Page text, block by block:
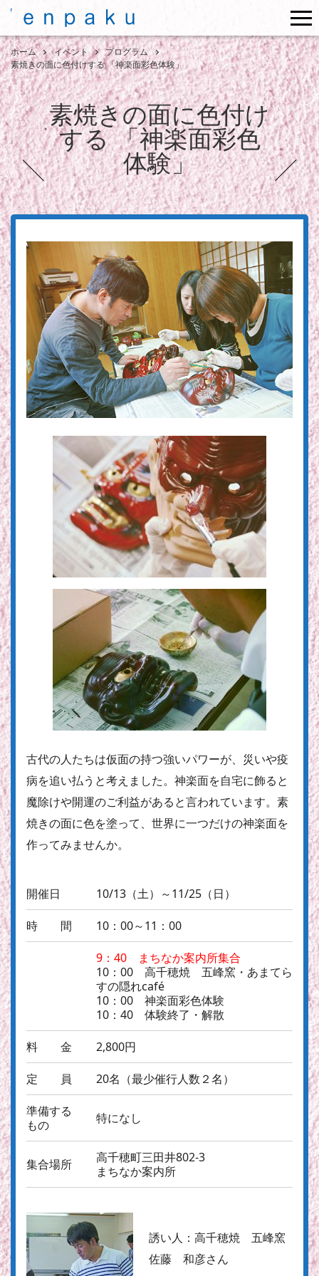
ホーム イベント
プログラム
素焼きの面に色付けする 「神楽面彩色体験」
素焼きの面に色付け
する 「神楽面彩色
体験」
古代の人たちは仮面の持つ強いパワーが、災いや疫
病を追い払うと考えました。神楽面を自宅に飾ると
魔除けや開運のご利益があると言われています。素
焼きの面に色を塗って、世界に一つだけの神楽面を
作ってみませんか。
開催日 10/13（土）～11/25（日）
時 間 10：00～11：00
9：40 まちなか案内所集合
10：00 高千穂焼 五峰窯・あまてら
すの隠れcafé
10：00 神楽面彩色体験
10：40 体験終了・解散
料 金 2,800円
定 員 20名（最少催行人数２名）
準備する
もの
特になし
集合場所
高千穂町三田井802-3
まちなか案内所
誘い人：高千穂焼 五峰窯
佐藤 和彦さん